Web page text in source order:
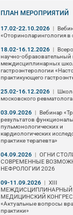
ПЛАН МЕРОПРИЯТИЙ
17.02-22.10.2026 |
«Оториноларингология в
18.02-16.12.2026 |
научно-образовательный
междисциплинарных
гастроэнтерологии
практикующего
25.02-16.12.2026 |
московского ревматолога
03.09.2026 | Вебинар
результатов
пульмонологических и
кардиологических
практике терапевта»
04.09.2026 | ОГНИ
СОВРЕМЕННЫЕ
НЕФРОЛОГИИ 2026
09-11.09.2026 | ХIII
МЕЖДИСЦИПЛИНАРНЫЙ
МЕДИЦИНСКИЙ
«Актуальные вопросы
практики»